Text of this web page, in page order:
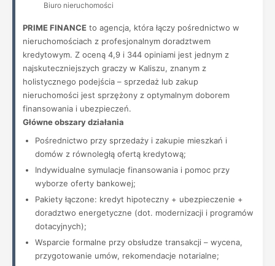
Biuro nieruchomości
PRIME FINANCE to agencja, która łączy pośrednictwo w
nieruchomościach z profesjonalnym doradztwem
kredytowym. Z oceną 4,9 i 344 opiniami jest jednym z
najskuteczniejszych graczy w Kaliszu, znanym z
holistycznego podejścia – sprzedaż lub zakup
nieruchomości jest sprzężony z optymalnym doborem
finansowania i ubezpieczeń.
Główne obszary działania
Pośrednictwo przy sprzedaży i zakupie mieszkań i
domów z równoległą ofertą kredytową;
Indywidualne symulacje finansowania i pomoc przy
wyborze oferty bankowej;
Pakiety łączone: kredyt hipoteczny + ubezpieczenie +
doradztwo energetyczne (dot. modernizacji i programów
dotacyjnych);
Wsparcie formalne przy obsłudze transakcji – wycena,
przygotowanie umów, rekomendacje notarialne;